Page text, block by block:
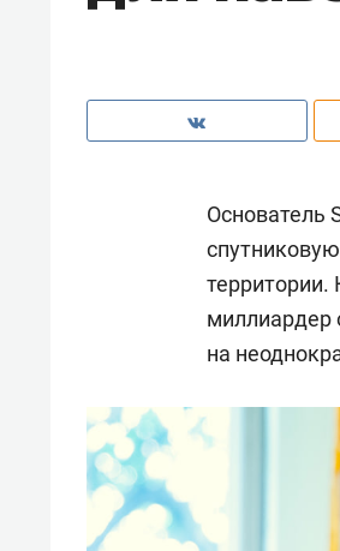
Основатель
территории.
миллиардер
на